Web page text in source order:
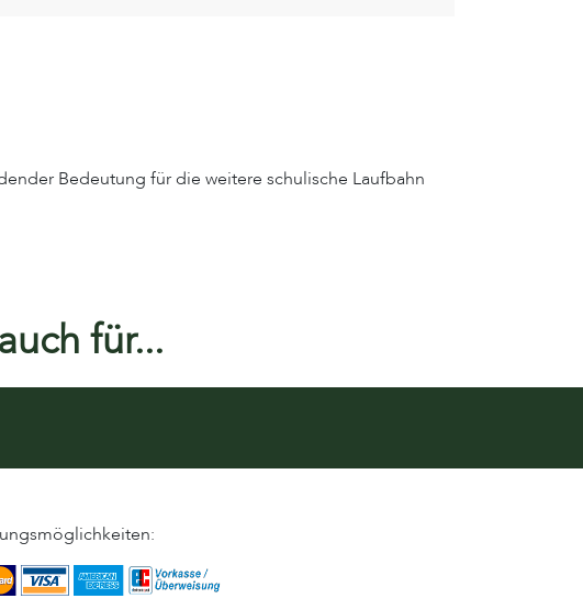
Bedeutung für die weitere schulische Laufbahn
für...